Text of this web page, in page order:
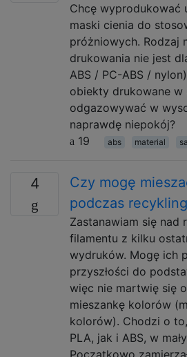
Chcę wyprodukować
maski cienia do
próżniowych. Rodzaj
drukowania nie jest
ABS / PC-ABS /
obiekty drukowane w
odgazowywać w
naprawdę niepokój?
19
abs material
4
Czy mogę
podczas
Zastanawiam się nad
filamentu z kilku
wydruków. Mogę ich
przyszłości do
więc nie martwię się
mieszankę kolorów
kolorów). Chodzi o
PLA, jak i ABS, w
Początkowo